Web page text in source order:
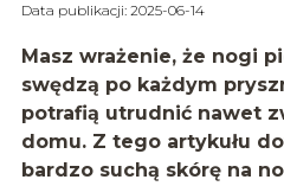
Data publikacji: 2025-06-14
Masz wrażenie, że nogi
swędzą po każdym
potrafią utrudnić nawet
domu. Z tego artykułu
bardzo suchą skórę na